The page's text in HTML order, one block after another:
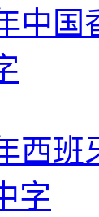
中
西班
字